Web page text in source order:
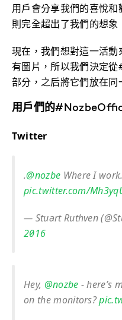
用戶會分享我們的喜悅
則完全超出了我們的想象
現在，我們想對這一活
有圖片，所以我們決定
部分，之后將它們放在同
用戶們的
Twitter
.@nozbe Where I
pic.twitter.com/
— Stuart Ruthven
2016
Hey, @nozbe - here’s
on the monitors?